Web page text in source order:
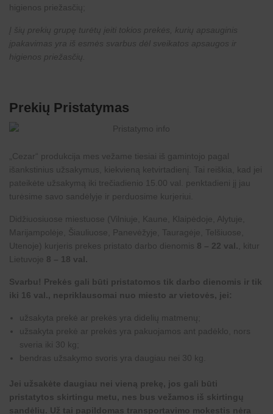
higienos priežasčių;
Į šių prekių grupę turėtų įeiti tokios prekės, kurių apsauginis
įpakavimas yra iš esmės svarbus dėl sveikatos apsaugos ir
higienos priežasčių.
Prekių Pristatymas
„Cezar “ produkcija mes vežame tiesiai iš gamintojo pagal
išankstinius užsakymus, kiekvieną ketvirtadienį. Tai reiškia, kad jei
pateikėte užsakymą iki trečiadienio 15.00 val. penktadieni jį jau
turėsime savo sandėlyje ir perduosime kurjeriui.
Didžiuosiuose miestuose (Vilniuje, Kaune, Klaipėdoje, Alytuje,
Marijampolėje, Šiauliuose, Panevėžyje, Tauragėje, Telšiuose,
Utenoje) kurjeris prekes pristato darbo dienomis 8 – 22 val. , kitur
Lietuvoje 8 – 18 val.
Svarbu! Prekės gali būti pristatomos tik darbo dienomis ir tik
iki 16 val., nepriklausomai nuo miesto ar vietovės, jei:
užsakyta prekė ar prekės yra didelių matmenų;
užsakyta prekė ar prekės yra pakuojamos ant padėklo, nors
sveria iki 30 kg;
bendras užsakymo svoris yra daugiau nei 30 kg.
Jei užsakėte daugiau nei vieną prekę, jos gali būti
pristatytos skirtingu metu, nes bus vežamos iš skirtingų
sandėlių. Už tai papildomas transportavimo mokestis nėra